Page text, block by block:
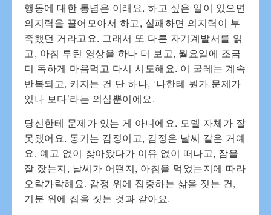
행동에 대한 통념은 이래요. 하고 싶은 일이 있으면
의지력을 끌어모아서 하고, 실패하면 의지력이 부
족했던 거라고요. 그래서 또 다른 자기계발서를 읽
고, 아침 루틴 영상을 하나 더 보고, 월요일에 조금
더 독하게 마음먹고 다시 시도해요. 이 굴레는 계속
반복되고, 커지는 건 단 하나, ‘나한테 뭔가 문제가
있나 보다’라는 의심뿐이에요.
당신한테 문제가 있는 게 아니에요. 모델 자체가 잘
못됐어요. 동기는 감정이고, 감정은 날씨 같은 거예
요. 예고 없이 찾아왔다가 이유 없이 떠나고, 잠을
잘 잤는지, 날씨가 어떤지, 아침을 먹었는지에 따라
오락가락해요. 감정 위에 집중하는 삶을 짓는 건,
기분 위에 집을 짓는 것과 같아요.